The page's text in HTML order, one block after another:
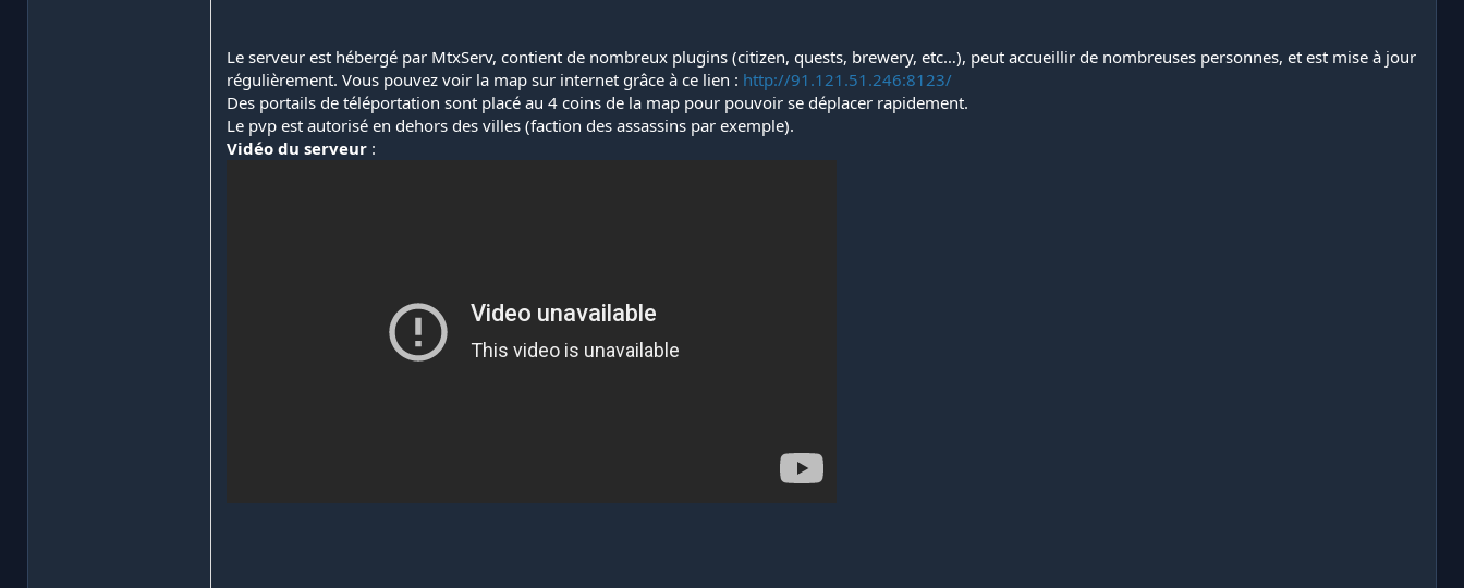
Le serveur est hébergé par MtxServ, contient de nombreux plugins (citizen, quests, brewery, etc…), peut accueillir de nombreuses personnes, et est mise à jour
régulièrement. Vous pouvez voir la map sur internet grâce à ce lien : http://91.121.51.246:8123/
Des portails de téléportation sont placé au 4 coins de la map pour pouvoir se déplacer rapidement.
Le pvp est autorisé en dehors des villes (faction des assassins par exemple).
Vidéo du serveur :